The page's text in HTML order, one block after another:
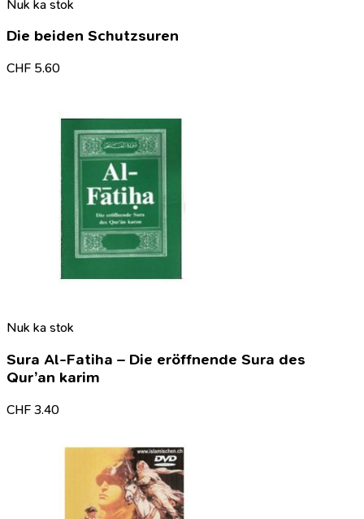
Nuk ka stok
Die beiden Schutzsuren
CHF 5.60
Nuk ka stok
Sura Al-Fatiha – Die eröffnende Sura des
Qur’an karim
CHF 3.40